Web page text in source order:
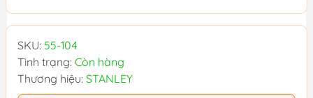
SKU: 55-104
Tình trạng: Còn hàng
Thương hiệu: STANLEY